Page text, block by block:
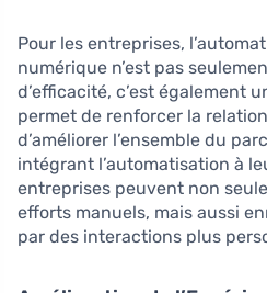
Pour les entreprises,
numérique n’est pas
d’efficacité, c’est également
permet de renforcer la
d’améliorer l’ensemble du
intégrant l’automatisation à
entreprises peuvent non
efforts manuels, mais aussi
par des interactions plus